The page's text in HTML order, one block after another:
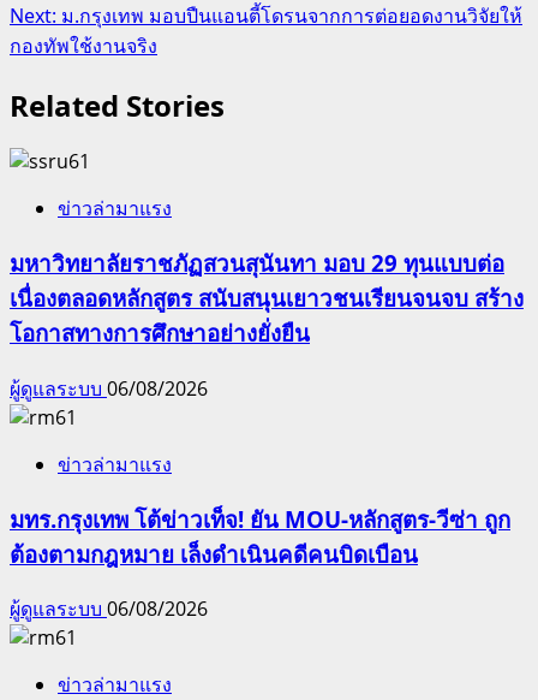
Next: ม.กรุงเทพ มอบปืนแอนตี้โดรนจากการต่อยอดงานวิจัยให้
กองทัพใช้งานจริง
Related Stories
ข่าวล่ามาแรง
มหาวิทยาลัยราชภัฏสวนสุนันทา มอบ 29 ทุนแบบต่อ
เนื่องตลอดหลักสูตร สนับสนุนเยาวชนเรียนจนจบ สร้าง
โอกาสทางการศึกษาอย่างยั่งยืน
ผู้ดูแลระบบ 06/08/2026
ข่าวล่ามาแรง
มทร.กรุงเทพ โต้ข่าวเท็จ! ยัน MOU-หลักสูตร-วีซ่า ถูก
ต้องตามกฎหมาย เล็งดำเนินคดีคนบิดเบือน
ผู้ดูแลระบบ 06/08/2026
ข่าวล่ามาแรง